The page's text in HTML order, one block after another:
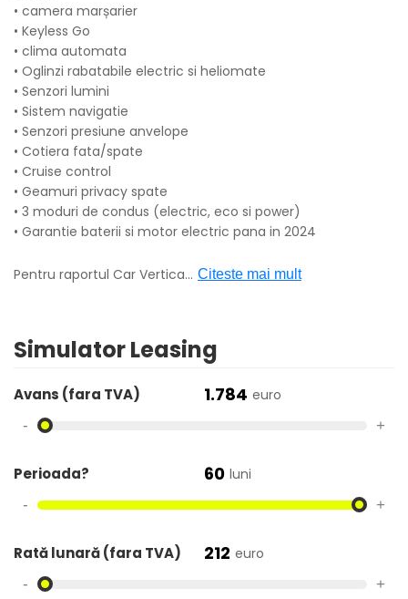
• camera marșarier
• Keyless Go
• clima automata
• Oglinzi rabatabile electric si heliomate
• Senzori lumini
• Sistem navigatie
• Senzori presiune anvelope
• Cotiera fata/spate
• Cruise control
• Geamuri privacy spate
• 3 moduri de condus (electric, eco si power)
• Garantie baterii si motor electric pana in 2024
Pentru raportul Car Vertica... Citeste mai mult
Simulator Leasing
Avans (fara TVA) 1.784 euro
- +
Perioada? 60 luni
- +
Rată lunară (fara TVA) 212 euro
- +